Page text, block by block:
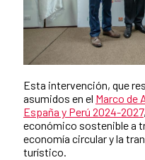
Esta intervención, que
asumidos en el Marco de
España y Perú 2024-2027
económico sostenible a
economía circular y la
turístico.